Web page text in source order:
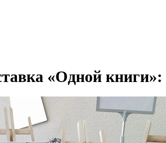
«Одной книги»: